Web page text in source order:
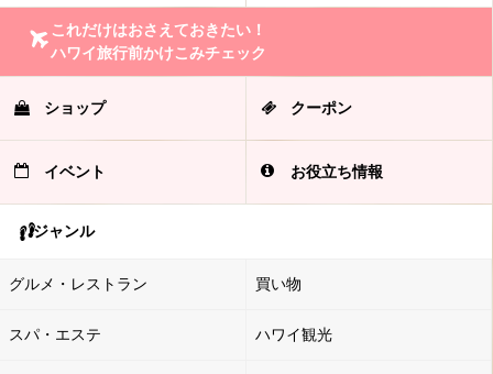
これだけはおさえておきたい！
ハワイ旅行前かけこみチェック
ショップ クーポン
イベント お役立ち情報
ジャンル
グルメ・レストラン 買い物
スパ・エステ ハワイ観光